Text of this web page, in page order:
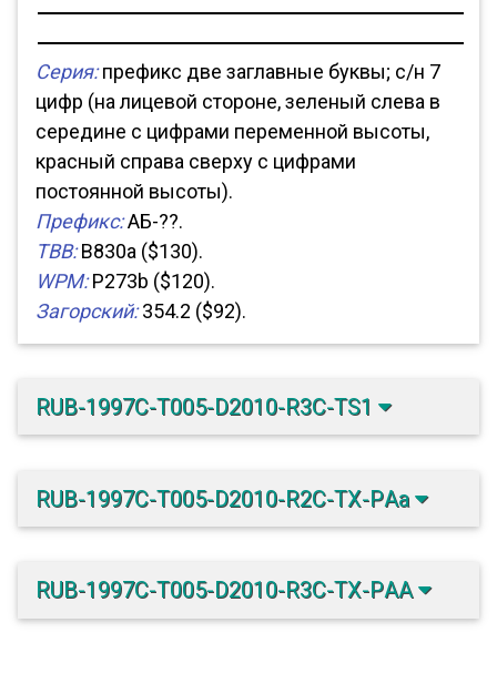
Серия:префикс две заглавные буквы; с/н 7
цифр (на лицевой стороне, зеленый слева в
середине с цифрами переменной высоты,
красный справа сверху с цифрами
постоянной высоты).
Префикс:АБ-??.
TBB:B830a ($130).
WPM:P273b ($120).
Загорский:354.2 ($92).
RUB-1997C-T005-D2010-R3C-TS1
RUB-1997C-T005-D2010-R2C-TX-PАа
RUB-1997C-T005-D2010-R3C-TX-PАА